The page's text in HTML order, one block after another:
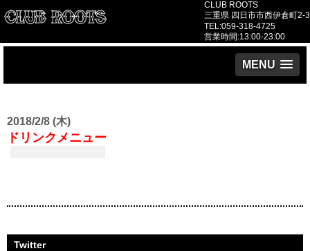
CLUB ROOTS
三重県 四日市市西伊倉町2-3
TEL:059-318-4725
営業時間:13:00-23:00
MENU
2018/2/8 (木)
ドリンクメニュー
Twitter